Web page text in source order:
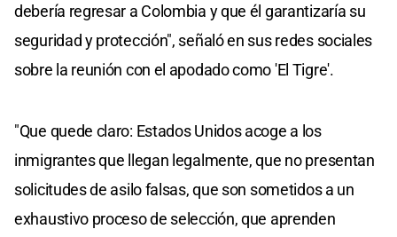
debería regresar a Colombia y que él garantizaría su
seguridad y protección", señaló en sus redes sociales
sobre la reunión con el apodado como 'El Tigre'.
"Que quede claro: Estados Unidos acoge a los
inmigrantes que llegan legalmente, que no presentan
solicitudes de asilo falsas, que son sometidos a un
exhaustivo proceso de selección, que aprenden